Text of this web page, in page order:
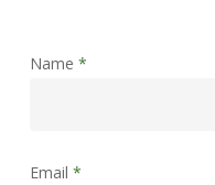
Name *
Email *